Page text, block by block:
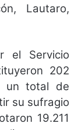
Lautaro,
el Servicio
202
un total de
su sufragio
19.211